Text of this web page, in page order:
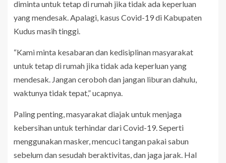
diminta untuk tetap di rumah jika tidak ada keperluan
yang mendesak. Apalagi, kasus Covid-19 di Kabupaten
Kudus masih tinggi.
“Kami minta kesabaran dan kedisiplinan masyarakat
untuk tetap di rumah jika tidak ada keperluan yang
mendesak. Jangan ceroboh dan jangan liburan dahulu,
waktunya tidak tepat,” ucapnya.
Paling penting, masyarakat diajak untuk menjaga
kebersihan untuk terhindar dari Covid-19. Seperti
menggunakan masker, mencuci tangan pakai sabun
sebelum dan sesudah beraktivitas, dan jaga jarak. Hal